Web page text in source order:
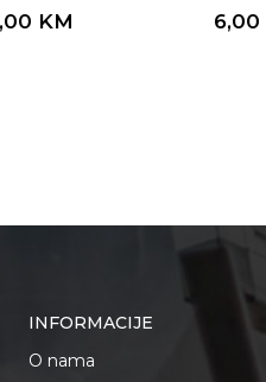
KM 6,00
INFORMACIJE
O nama